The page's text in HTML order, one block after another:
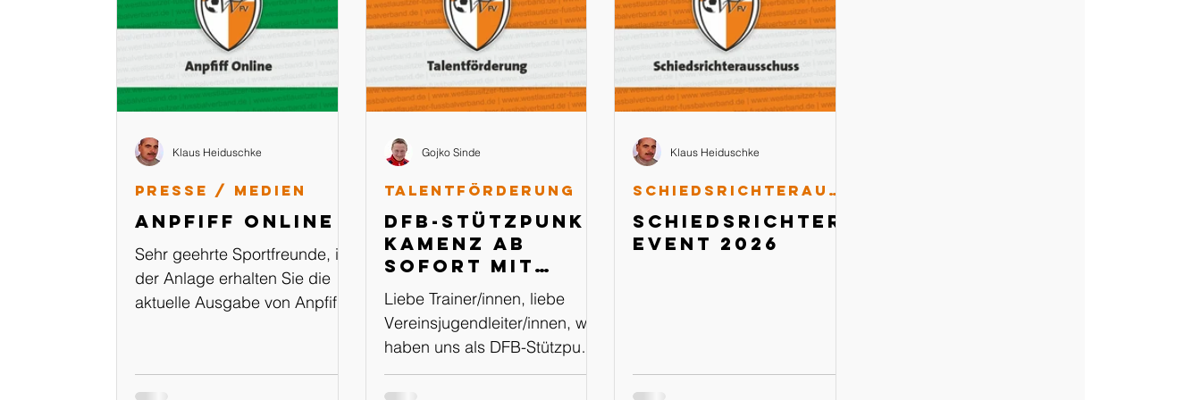
Anpfiff Online
Sehr geehrte Sportfreunde, in
der Anlage erhalten Sie die
aktuelle Ausgabe von Anpfiff
Presse / Medien
Klaus Heiduschke
DFB-Stützpunkt
Kamenz ab
sofort mit
WhatsApp
Kanal
Liebe Trainer/innen, liebe
Vereinsjugendleiter/innen, wir
haben uns als DFB-Stützpunkt
Kamenz für den Schritt
entscheiden, in Zukunft über
Talentförderung
Gojko Sinde
Schiedsrichter-
Event 2026
Schiedsrichterausschuss
Klaus Heiduschke